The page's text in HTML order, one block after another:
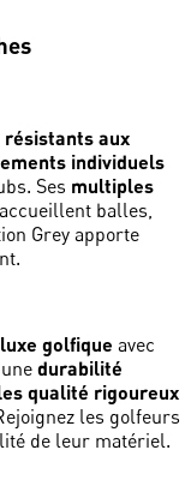
résistants aux
individuels
Ses multiples
accueillent balles,
Grey apporte
golfique avec
durabilité
qualité rigoureux
les golfeurs
de leur matériel.